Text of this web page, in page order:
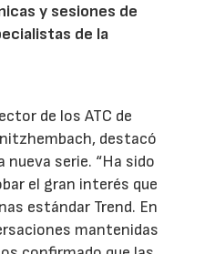
y sesiones de
de la
de los ATC de
destacó
nueva serie. “Ha sido
el gran interés que
estándar Trend. En
mantenidas